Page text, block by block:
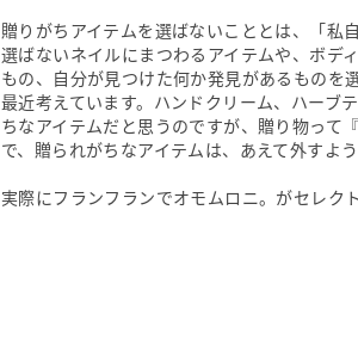
贈りがちアイテムを選ばないこととは、「私
選ばないネイルにまつわるアイテムや、ボデ
もの、自分が見つけた何か発見があるものを
最近考えています。ハンドクリーム、ハーブ
ちなアイテムだと思うのですが、贈り物って
で、贈られがちなアイテムは、あえて外すよ
実際にフランフランでオモムロニ。がセレク